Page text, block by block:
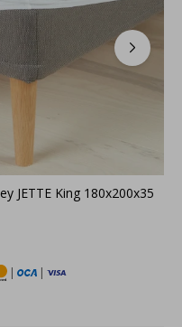
JETTE King 180x200x35
| |